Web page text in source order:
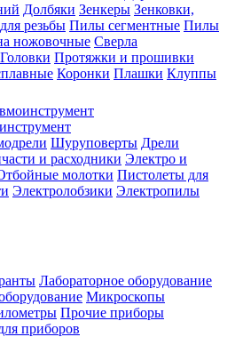
Долбяки Зенкеры Зенковки,
резьбы Пилы сегментные Пилы
ножовочные Сверла
Головки Протяжки и прошивки
Коронки Плашки Клуппы
Шуруповерты Дрели
и расходники Электро и
молотки Пистолеты для
Электролобзики Электропилы
Лабораторное оборудование
Микроскопы
Прочие приборы
приборов